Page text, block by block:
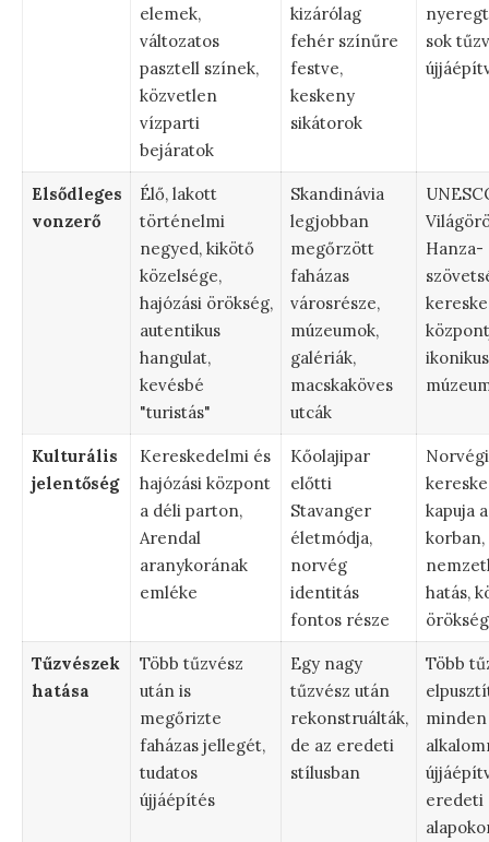
elemek,
változatos
pasztell színek,
közvetlen
vízparti
bejáratok
kizárólag
fehér színűre
festve,
keskeny
sikátorok
sok
Elsődleges
vonzerő
Élő, lakott
történelmi
negyed, kikötő
közelsége,
hajózási örökség,
autentikus
hangulat,
kevésbé
"turistás"
Skandinávia
legjobban
megőrzött
faházas
városrésze,
múzeumok,
galériák,
macskaköves
utcák
Hanza-
Kulturális
jelentőség
Kereskedelmi és
hajózási központ
a déli parton,
Arendal
aranykorának
emléke
Kőolajipar
előtti
Stavanger
életmódja,
norvég
identitás
fontos része
kapuja
korban,
hatás,
örökség
Tűzvészek
hatása
Több tűzvész
után is
megőrizte
faházas jellegét,
tudatos
újjáépítés
Egy nagy
tűzvész után
rekonstruálták,
de az eredeti
stílusban
Több
minden
eredeti